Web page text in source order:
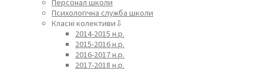
Персонал школи
Психологічна служба школи
Класні колективи⇩
2014-2015 н.р.
2015-2016 н.р.
2016-2017 н.р.
2017-2018 н.р.